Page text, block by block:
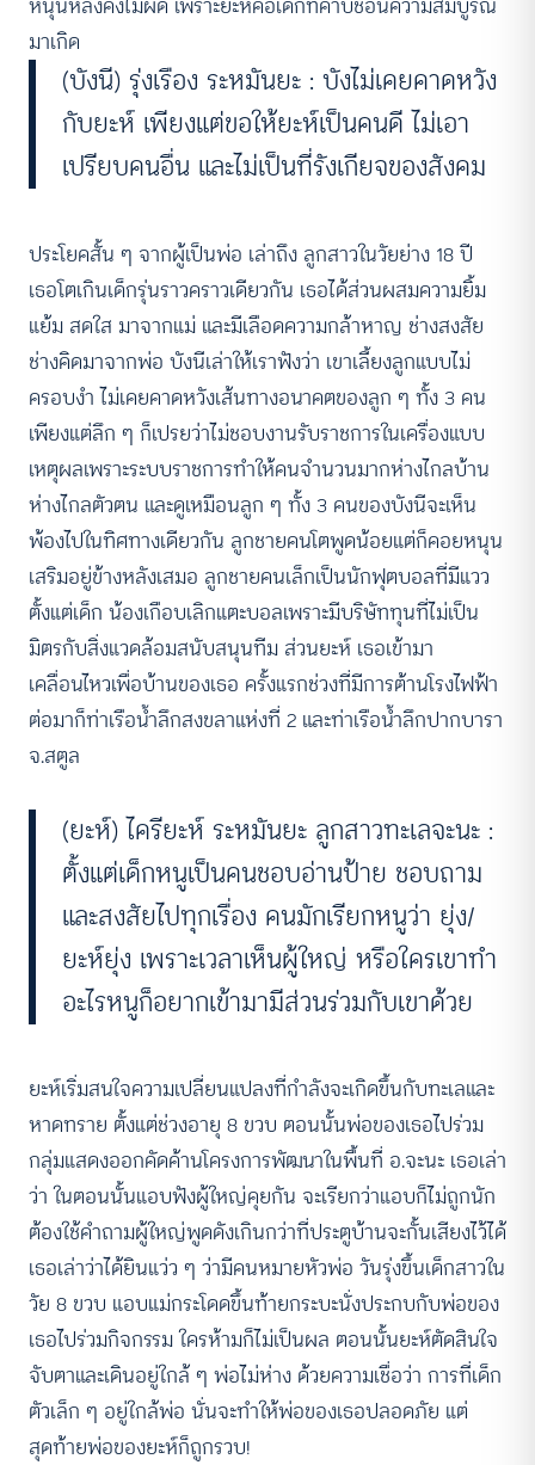
มาเกิด
(บังนี) รุ่งเรือง ระหมันยะ : บังไม่เคยคาดหวัง
กับยะห์ เพียงแต่ขอให้ยะห์เป็นคนดี ไม่เอา
เปรียบคนอื่น และไม่เป็นที่รังเกียจของสังคม
ประโยคสั้น ๆ จากผู้เป็นพ่อ เล่าถึง ลูกสาวในวัยย่าง 18 ปี
เธอโตเกินเด็กรุ่นราวคราวเดียวกัน เธอได้ส่วนผสมความยิ้ม
แย้ม สดใส มาจากแม่ และมีเลือดความกล้าหาญ ช่างสงสัย
ช่างคิด​มาจากพ่อ บังนีเล่าให้เราฟังว่า เขาเลี้ยงลูกแบบไม่
ครอบงำ ไม่เคยคาดหวังเส้นทางอนาคตของลูก ๆ ทั้ง 3 คน
เพียงแต่ลึก ๆ ก็เปรยว่าไม่ชอบงานรับราชการในเครื่องแบบ
เหตุผลเพราะระบบราชการทำให้คนจำนวนมากห่างไกลบ้าน
ห่างไกลตัวตน และดูเหมือนลูก ๆ ทั้ง 3 คนของบังนีจะเห็น
พ้องไปในทิศทางเดียวกัน ลูกชายคนโตพูดน้อยแต่ก็คอยหนุน
เสริมอยู่ข้างหลังเสมอ ลูกชายคนเล็กเป็นนักฟุตบอลที่มีแวว
ตั้งแต่เด็ก น้องเกือบเลิกแตะบอลเพราะมีบริษัททุนที่ไม่เป็น
มิตรกับสิ่งแวดล้อมสนับสนุนทีม ส่วนยะห์ เธอเข้ามา
เคลื่อนไหวเพื่อบ้านของเธอ ครั้งแรกช่วงที่มีการต้านโรงไฟฟ้า
ต่อมาก็ท่าเรือน้ำลึกสงขลาแห่งที่ 2 และท่าเรือน้ำลึกปากบารา
จ.สตูล
(ยะห์) ไครียะห์ ระหมันยะ ลูกสาวทะเลจะนะ :
ตั้งแต่เด็กหนูเป็นคนชอบอ่านป้าย ชอบถาม
และสงสัยไปทุกเรื่อง คนมักเรียกหนูว่า ยุ่ง/
ยะห์ยุ่ง เพราะเวลาเห็นผู้ใหญ่ หรือใครเขาทำ
อะไรหนูก็อยากเข้ามามีส่วนร่วมกับเขาด้วย
ยะห์เริ่มสนใจความเปลี่ยนแปลงที่กำลังจะเกิดขึ้นกับทะเลและ
หาดทราย ตั้งแต่ช่วงอายุ 8 ขวบ ตอนนั้นพ่อของเธอไปร่วม
กลุ่มแสดงออกคัดค้านโครงการพัฒนาในพื้นที่ อ.จะนะ เธอเล่า
ว่า ในตอนนั้นแอบฟังผู้ใหญ่คุยกัน จะเรียกว่าแอบก็ไม่ถูกนัก
ต้องใช้คำถามผู้ใหญ่พูดดังเกินกว่าที่ประตูบ้านจะกั้นเสียงไว้ได้
เธอเล่าว่าได้ยินแว่ว ๆ ว่ามีคนหมายหัวพ่อ วันรุ่งขึ้นเด็กสาวใน
วัย 8 ขวบ ​​แอบแม่กระโดดขึ้นท้ายกระบะนั่งประกบกับพ่อของ
เธอไปร่วมกิจกรรม​ ใครห้ามก็ไม่เป็นผล ตอนนั้นยะห์ตัดสินใจ
จับตาและเดินอยู่ใกล้ ๆ พ่อไม่ห่าง ด้วยความเชื่อว่า​​ การที่เด็ก
ตัวเล็ก ๆ​ อยู่ใกล้พ่อ นั่นจะทำให้พ่อของเธอปลอดภัย แต่
สุดท้ายพ่อของยะห์ก็ถูกรวบ!